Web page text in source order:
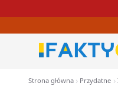
Strona główna Przydatne